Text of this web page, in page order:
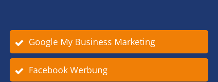
Google My Business Marketing
Facebook Werbung